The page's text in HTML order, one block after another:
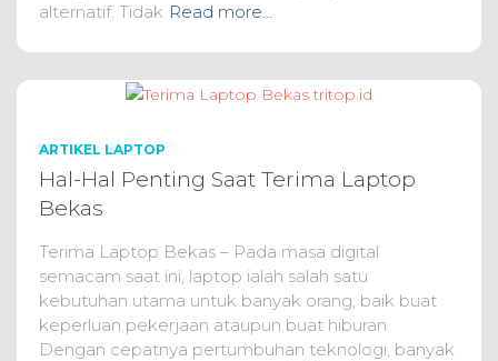
alternatif. Tidak Read more…
ARTIKEL LAPTOP
Hal-Hal Penting Saat Terima Laptop
Bekas
Terima Laptop Bekas – Pada masa digital
semacam saat ini, laptop ialah salah satu
kebutuhan utama untuk banyak orang, baik buat
keperluan pekerjaan ataupun buat hiburan.
Dengan cepatnya pertumbuhan teknologi, banyak